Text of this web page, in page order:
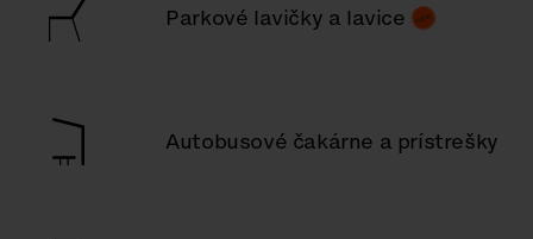
Parkové lavičky a lavice
Autobusové čakárne a prístrešky